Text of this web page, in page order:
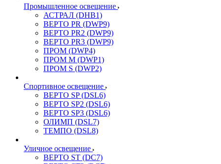
Промышленное освещение
АСТРАЛ (DHB1)
ВЕРТО PR (DWP9)
ВЕРТО PR2 (DWP9)
ВЕРТО PR3 (DWP9)
ПРОМ (DWP4)
ПРОМ M (DWP1)
ПРОМ S (DWP2)
Спортивное освещение
ВЕРТО SP (DSL6)
ВЕРТО SP2 (DSL6)
ВЕРТО SP3 (DSL6)
ОЛИМП (DSL7)
ТЕМПО (DSL8)
Уличное освещение
ВЕРТО ST (DC7)